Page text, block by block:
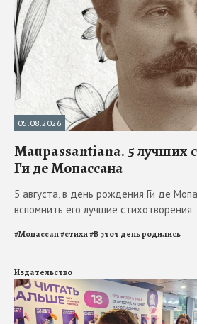
05.08.2026
Maupassantiana. 5 лучших
Ги де Мопассана
5 августа, в день рождения Ги де
вспомнить его лучшие стихотворения
#Мопассан#стихи#В этот день родились
Издательство